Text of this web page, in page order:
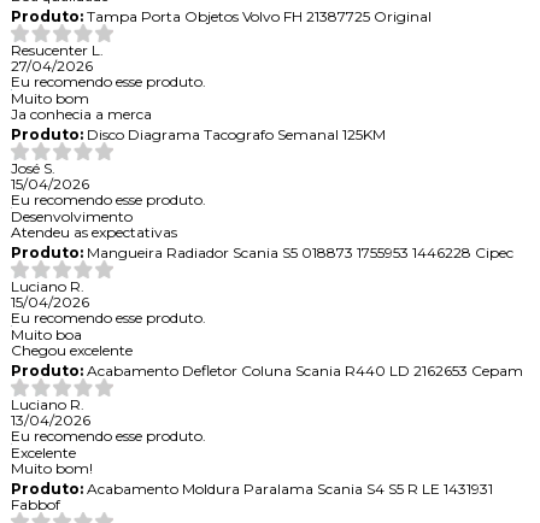
Produto:Tampa Porta Objetos Volvo FH 21387725 Original
Resucenter L.
27/04/2026
Eu recomendo esse produto.
Muito bom
Ja conhecia a merca
Produto:Disco Diagrama Tacografo Semanal 125KM
José S.
15/04/2026
Eu recomendo esse produto.
Desenvolvimento
Atendeu as expectativas
Produto:Mangueira Radiador Scania S5 018873 1755953 1446228 Cipec
Luciano R.
15/04/2026
Eu recomendo esse produto.
Muito boa
Chegou excelente
Produto:Acabamento Defletor Coluna Scania R440 LD 2162653 Cepam
Luciano R.
13/04/2026
Eu recomendo esse produto.
Excelente
Muito bom!
Produto:Acabamento Moldura Paralama Scania S4 S5 R LE 1431931
Fabbof